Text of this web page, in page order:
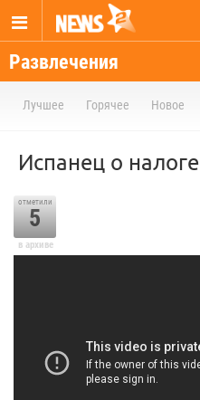
Развлечения
Лучшее Горячее Новое
Испанец о
отметили
5
в архиве